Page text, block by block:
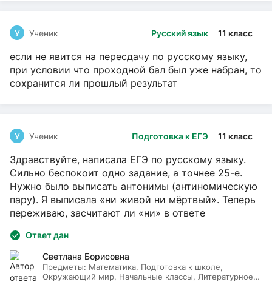
Русский язык 11 класс
У Ученик
если не явится на пересдачу по русскому языку,
при условии что проходной бал был уже набран, то
сохранится ли прошлый результат
Подготовка к ЕГЭ 11 класс
У Ученик
Здравствуйте, написала ЕГЭ по русскому языку.
Сильно беспокоит одно задание, а точнее 25-е.
Нужно было выписать антонимы (антиномическую
пару). Я выписала «ни живой ни мёртвый». Теперь
переживаю, засчитают ли «ни» в ответе
Ответ дан
Светлана Борисовна
Предметы: Математика, Подготовка к школе,
Окружающий мир, Начальные классы, Литературное